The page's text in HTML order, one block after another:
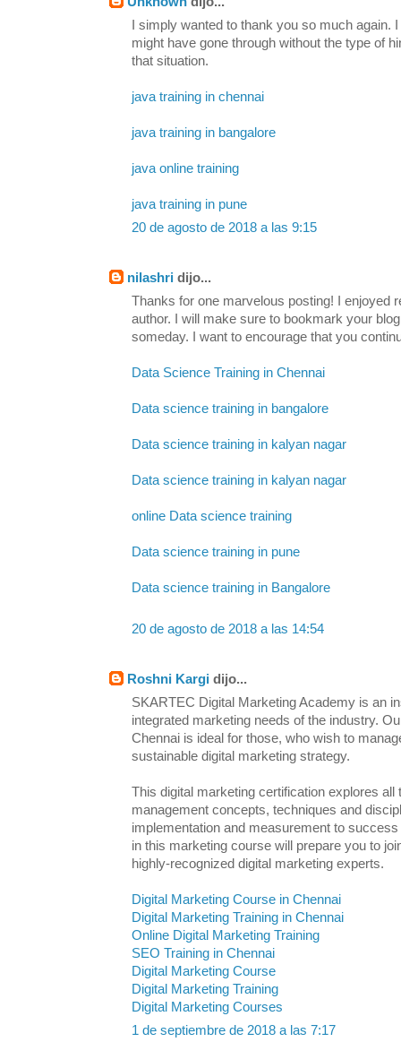
I simply wanted to thank you so much again.
might have gone through without the type of
that situation.
java training in chennai
java training in bangalore
java online training
java training in pune
20 de agosto de 2018 a las 9:15
nilashri dijo...
Thanks for one marvelous posting! I enjoyed
author. I will make sure to bookmark your
someday. I want to encourage that you
Data Science Training in Chennai
Data science training in bangalore
Data science training in kalyan nagar
Data science training in kalyan nagar
online Data science training
Data science training in pune
Data science training in Bangalore
20 de agosto de 2018 a las 14:54
Roshni Kargi dijo...
SKARTEC Digital Marketing Academy is an
integrated marketing needs of the industry.
Chennai is ideal for those, who wish to
sustainable digital marketing strategy.
This digital marketing certification explores all
management concepts, techniques and
implementation and measurement to
in this marketing course will prepare you to
highly-recognized digital marketing experts.
Digital Marketing Course in Chennai
Digital Marketing Training in Chennai
Online Digital Marketing Training
SEO Training in Chennai
Digital Marketing Course
Digital Marketing Training
Digital Marketing Courses
1 de septiembre de 2018 a las 7:17